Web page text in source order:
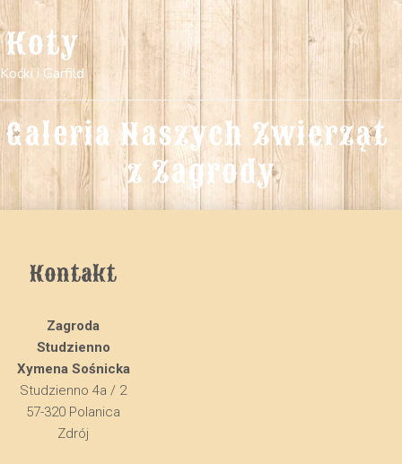
Koty
Koćki i Garfild
Galeria Naszych Zwierząt
z Zagrody
Kontakt
Zagroda
Studzienno
Xymena Sośnicka
Studzienno 4a / 2
57-320 Polanica
Zdrój